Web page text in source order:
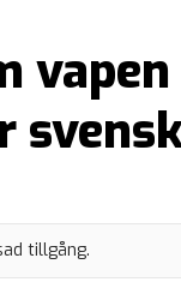
tillgång.